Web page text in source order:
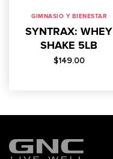
GIMNASIO Y BIENESTAR
SYNTRAX: WHEY
SHAKE 5LB
$149.00